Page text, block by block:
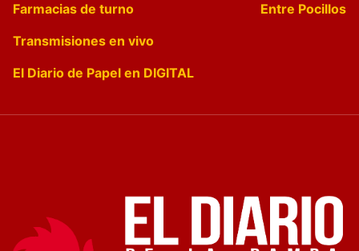
Farmacias de turno
Entre Pocillos
Transmisiones en vivo
El Diario de Papel en DIGITAL